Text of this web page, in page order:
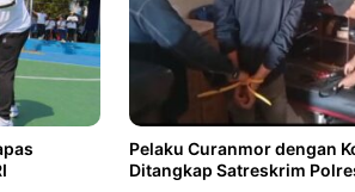
Pelaku Curanmor dengan
Ditangkap Satreskrim